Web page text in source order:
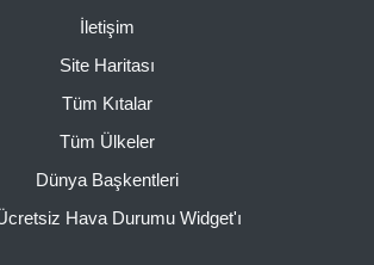
İletişim
Site Haritası
Tüm Kıtalar
Tüm Ülkeler
Dünya Başkentleri
Hava Durumu Widget'ı